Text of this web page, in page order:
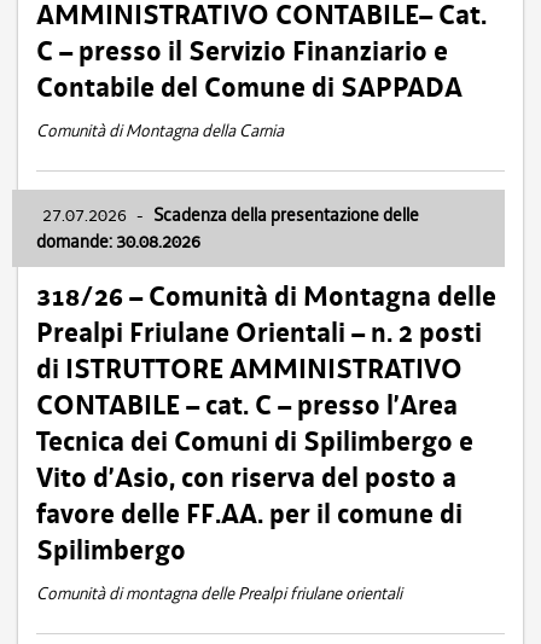
AMMINISTRATIVO CONTABILE– Cat.
C – presso il Servizio Finanziario e
Contabile del Comune di SAPPADA
Comunità di Montagna della Carnia
27.07.2026 - Scadenza della presentazione delle
domande: 30.08.2026
318/26 – Comunità di Montagna delle
Prealpi Friulane Orientali – n. 2 posti
di ISTRUTTORE AMMINISTRATIVO
CONTABILE – cat. C – presso l’Area
Tecnica dei Comuni di Spilimbergo e
Vito d’Asio, con riserva del posto a
favore delle FF.AA. per il comune di
Spilimbergo
Comunità di montagna delle Prealpi friulane orientali